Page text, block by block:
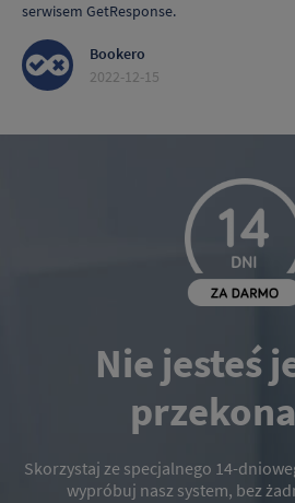
serwisem GetResponse.
Bookero
2022-12-15
Nie jesteś
Skorzystaj ze specjalnego 14-
wypróbuj nasz system, bez